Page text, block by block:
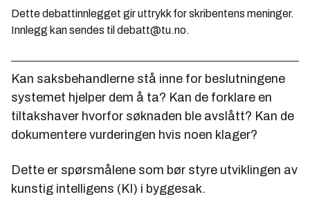
Dette debattinnlegget gir uttrykk for skribentens meninger.
Innlegg kan sendes til debatt@tu.no.
Kan saksbehandlerne stå inne for beslutningene
systemet hjelper dem å ta? Kan de forklare en
tiltakshaver hvorfor søknaden ble avslått? Kan de
dokumentere vurderingen hvis noen klager?
Dette er spørsmålene som bør styre utviklingen av
kunstig intelligens (KI) i byggesak.